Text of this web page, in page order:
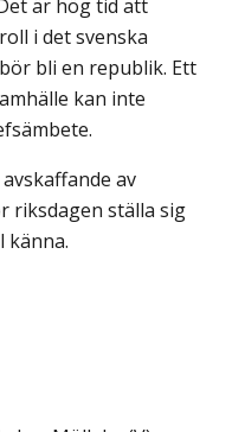
är hög tid att
i det svenska
bli en republik. Ett
kan inte
av
riksdagen ställa sig
känna.